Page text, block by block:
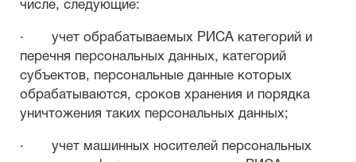
числе, следующие:
· учет обрабатываемых РИСА категорий и
перечня персональных данных, категорий
субъектов, персональные данные которых
обрабатываются, сроков хранения и порядка
уничтожения таких персональных данных;
· учет машинных носителей персональных